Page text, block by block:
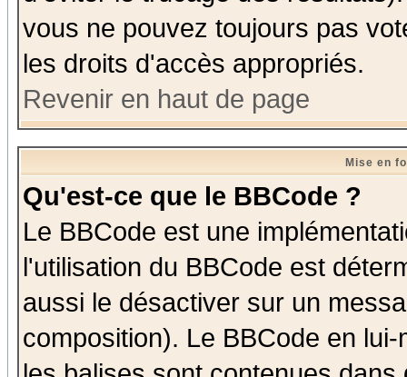
vous ne pouvez toujours pas
les droits d'accès appropriés.
Revenir en haut de page
Mise en
Qu'est-ce que le BBCode ?
Le BBCode est une
l'utilisation du BBCode est
aussi le désactiver sur un
composition). Le BBCode en